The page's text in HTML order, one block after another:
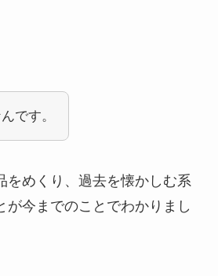
です。
をめくり、過去を懐かしむ系
が今までのことでわかりまし